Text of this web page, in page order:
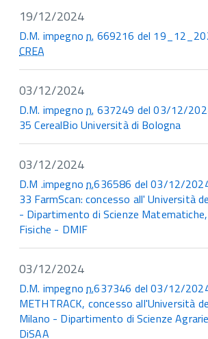
19/12/2024
D.M. impegnon. 669216 del
CREA
03/12/2024
D.M. impegnon. 637249 del 03/12/
35 CerealBio Università di Bologna
03/12/2024
D.M .impegnon.636586 del 03/12/
33 FarmScan: concesso all' Università
- Dipartimento di Scienze
Fisiche - DMIF
03/12/2024
D.M. impegnon.637346 del 03/12/
METHTRACK, concesso all'Università
Milano - Dipartimento di Scienze
DiSAA